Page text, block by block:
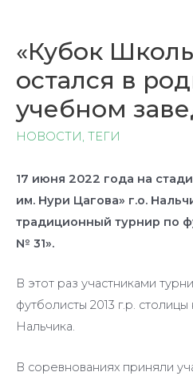
«Кубок
остался в
учебном
НОВОСТИ, ТЕГИ
17 июня 2022 года на
им. Нури Цагова» г.о.
традиционный турнир по
№ 31».
В этот раз участниками
футболисты 2013 г.р.
Нальчика.
В соревнованиях приняли